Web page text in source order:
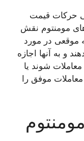
حرکات قیمت
مومنتوم نقش
موقعی در مورد
و به آنها اجازه
شوند یا
موفق را